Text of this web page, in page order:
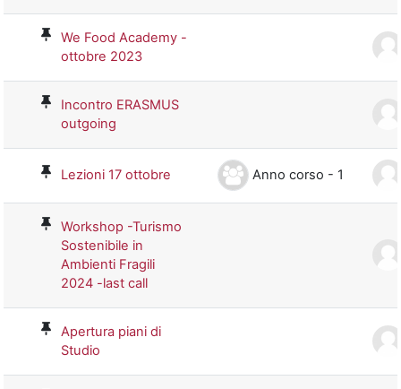
We Food Academy -
ottobre 2023
Incontro ERASMUS
outgoing
Lezioni 17 ottobre Anno corso - 1
Workshop -Turismo
Sostenibile in
Ambienti Fragili
2024 -last call
Apertura piani di
Studio